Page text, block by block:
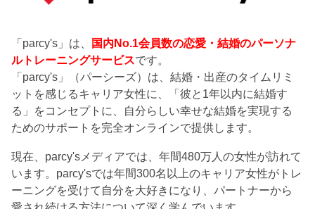
「parcy's」は、
国内No.1会員数の恋愛・結婚のパーソナ
ルトレーニングサービスです。
「parcy's」（パーシーズ）は、結婚・出産のタイムリミ
ットを感じるキャリア女性に、「彼と1年以内に結婚す
る」をコンセプトに、自分らしい幸せな結婚を実現する
ためのサポートを完全オンラインで提供します。
現在、parcy'sメディアでは、年間480万人の女性が訪れて
います。parcy'sでは年間300名以上のキャリア女性がトレ
ーニングを受けて自分を大好きになり、パートナーから